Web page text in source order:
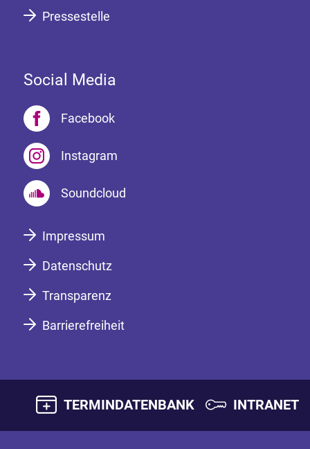
Pressestelle
Social Media
Facebook
Instagram
Soundcloud
Impressum
Datenschutz
Transparenz
Barrierefreiheit
TERMINDATENBANK INTRANET